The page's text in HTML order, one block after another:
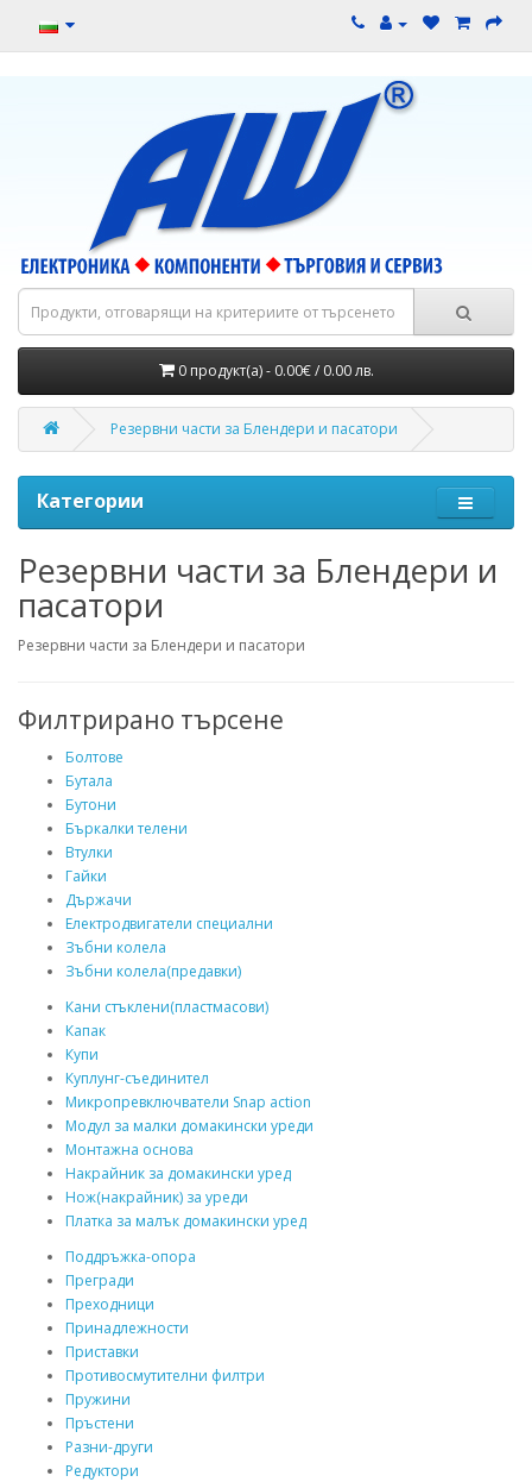
0 продукт(а) - 0.00€ / 0.00 лв.
Резервни части за Блендери и пасатори
Категории
Резервни части за Блендери и
пасатори
Резервни части за Блендери и пасатори
Филтрирано търсене
Болтове
Бутала
Бутони
Бъркалки телени
Втулки
Гайки
Държачи
Електродвигатели специални
Зъбни колела
Зъбни колела(предавки)
Кани стъклени(пластмасови)
Капак
Купи
Куплунг-съединител
Микропревключватели Snap action
Модул за малки домакински уреди
Монтажна основа
Накрайник за домакински уред
Нож(накрайник) за уреди
Платка за малък домакински уред
Поддръжка-опора
Прегради
Преходници
Принадлежности
Приставки
Противосмутителни филтри
Пружини
Пръстени
Разни-други
Редуктори